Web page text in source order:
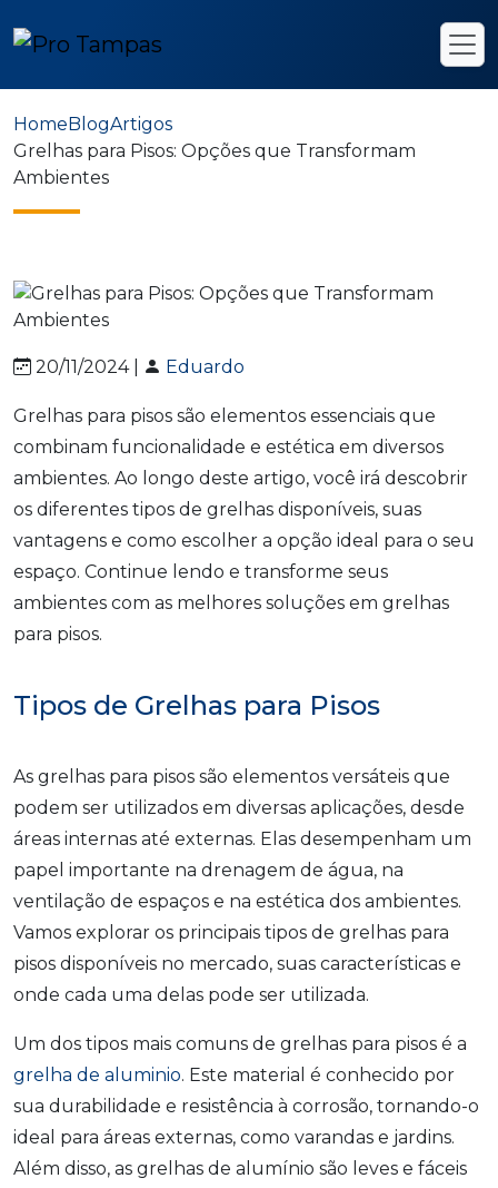
HomeBlogArtigos
Grelhas para Pisos: Opções que Transformam
Ambientes
20/11/2024 | Eduardo
Grelhas para pisos são elementos essenciais que
combinam funcionalidade e estética em diversos
ambientes. Ao longo deste artigo, você irá descobrir
os diferentes tipos de grelhas disponíveis, suas
vantagens e como escolher a opção ideal para o seu
espaço. Continue lendo e transforme seus
ambientes com as melhores soluções em grelhas
para pisos.
Tipos de Grelhas para Pisos
As grelhas para pisos são elementos versáteis que
podem ser utilizados em diversas aplicações, desde
áreas internas até externas. Elas desempenham um
papel importante na drenagem de água, na
ventilação de espaços e na estética dos ambientes.
Vamos explorar os principais tipos de grelhas para
pisos disponíveis no mercado, suas características e
onde cada uma delas pode ser utilizada.
Um dos tipos mais comuns de grelhas para pisos é a
grelha de aluminio. Este material é conhecido por
sua durabilidade e resistência à corrosão, tornando-o
ideal para áreas externas, como varandas e jardins.
Além disso, as grelhas de alumínio são leves e fáceis